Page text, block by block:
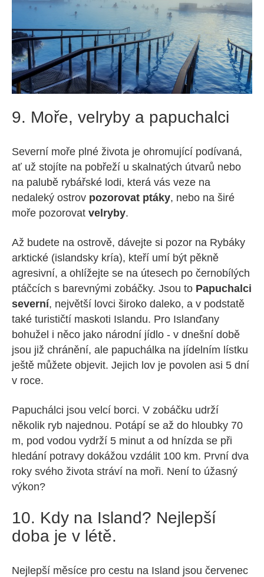
9. Moře, velryby a papuchalci
Severní moře plné života je ohromující podívaná,
ať už stojíte na pobřeží u skalnatých útvarů nebo
na palubě rybářské lodi, která vás veze na
nedaleký ostrov pozorovat ptáky, nebo na širé
moře pozorovat velryby.
Až budete na ostrově, dávejte si pozor na Rybáky
arktické (islandsky kría), kteří umí být pěkně
agresivní, a ohlížejte se na útesech po černobílých
ptáčcích s barevnými zobáčky. Jsou to Papuchalci
severní, největší lovci široko daleko, a v podstatě
také turističtí maskoti Islandu. Pro Islanďany
bohužel i něco jako národní jídlo - v dnešní době
jsou již chránění, ale papuchálka na jídelním lístku
ještě můžete objevit. Jejich lov je povolen asi 5 dní
v roce.
Papuchálci jsou velcí borci. V zobáčku udrží
několik ryb najednou. Potápí se až do hloubky 70
m, pod vodou vydrží 5 minut a od hnízda se při
hledání potravy dokážou vzdálit 100 km. První dva
roky svého života stráví na moři. Není to úžasný
výkon?
10. Kdy na Island? Nejlepší
doba je v létě.
Nejlepší měsíce pro cestu na Island jsou červenec